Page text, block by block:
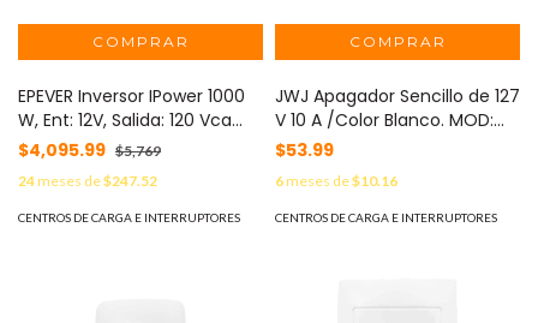
EPEVER Inversor IPower 1000
W, Ent: 12V, Salida: 120 Vca
MOD: IP100011
$4,095.99 $5,769
24meses de$247.52
CENTROS DE CARGA E INTERRUPTORES
JWJ Apagador Sencillo de 127
V 10 A /Color Blanco. MOD:
JTL-B72-01
$53.99
6meses de$10.16
CENTROS DE CARGA E INTERRUPTORES